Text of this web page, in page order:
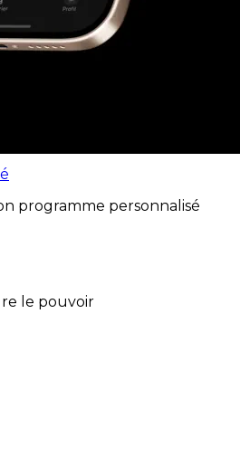
programme personnalisé
le pouvoir